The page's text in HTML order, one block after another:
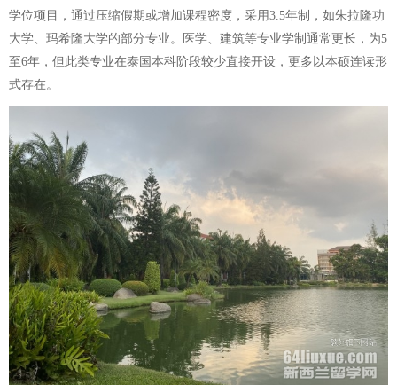
学位项目，通过压缩假期或增加课程密度，采用3.5年制，如朱拉隆功
大学、玛希隆大学的部分专业。医学、建筑等专业学制通常更长，为5
至6年，但此类专业在泰国本科阶段较少直接开设，更多以本硕连读形
式存在。